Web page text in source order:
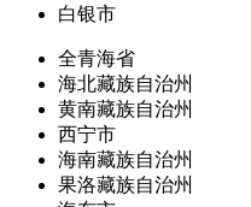
白银市
全青海省
海北藏族自治州
黄南藏族自治州
西宁市
海南藏族自治州
果洛藏族自治州